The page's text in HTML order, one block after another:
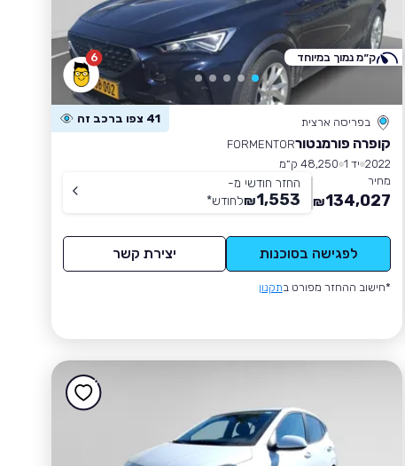
6
בפריסה ארצית 41 צפו ברכב זה
קופרה פורמנטורFORMENTOR
2022 יד 1
48,250 ק״מ
מחיר
134,027
₪
החזר חודשי מ-
1,553
₪לחודש*
לפגישה בסוכנות יצירת קשר
*חישוב ההחזר מפורט בתקנון
ק״מ נמוך במיוחד